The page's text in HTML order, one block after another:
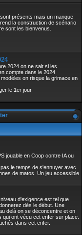
présents mais un manque
la construction de scénario
sont les bienvenus.
2024 on ne sait si les
compte dans le 2024
on risque la grimace en
le 1er jour
jouable en Coop contre IA ou
le temps de s'ennuyer avec
de matos. Un jeu accessible
d'exigence est tel que
dès le début. Une
delà on se déconcentre et on
ont vécu cet enfer sur place.
dans cet enfer.